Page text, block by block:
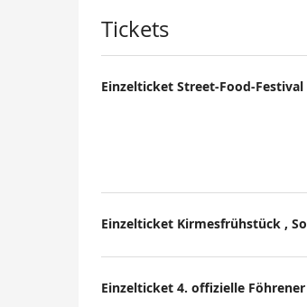
Produkte
Tickets
Einzelticket Street-Food-Festival
Einzelticket Kirmesfrühstück ,
Einzelticket 4. offizielle